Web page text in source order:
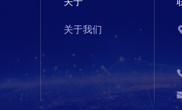
关于我们